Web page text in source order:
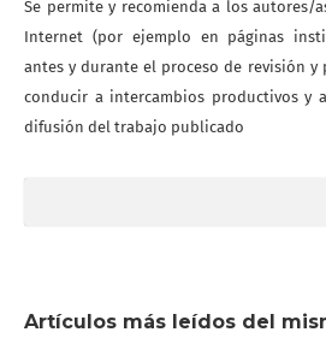
Se permite y recomienda a los autores/
Internet (por ejemplo en páginas
antes y durante el proceso de revisión y
conducir a intercambios productivos y
difusión del trabajo publicado
Artículos más leídos del